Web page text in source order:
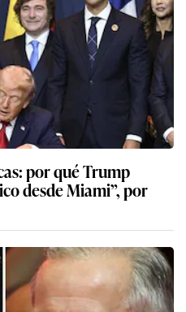
por qué Trump
desde Miami”, por